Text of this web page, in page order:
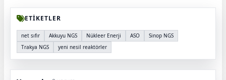
ETİKETLER
net sıfır Akkuyu NGS Nükleer Enerji ASO
Sinop NGS
Trakya NGS
yeni nesil reaktörler